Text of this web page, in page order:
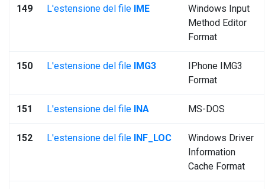
149 L'estensione del file IME
Windows Input
Method Editor
Format
150 L'estensione del file IMG3
IPhone IMG3
Format
151 L'estensione del file INA MS-DOS
152 L'estensione del file INF_LOC
Windows Driver
Information
Cache Format